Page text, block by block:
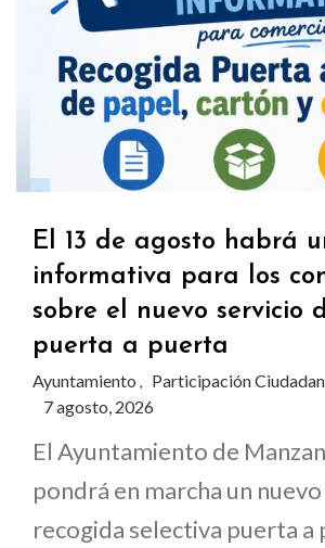
El 13 de agosto habrá
informativa para los
sobre el nuevo servicio
puerta a puerta
Ayuntamiento , Participación
7 agosto, 2026
El Ayuntamiento de
pondrá en marcha un
recogida selectiva puerta a